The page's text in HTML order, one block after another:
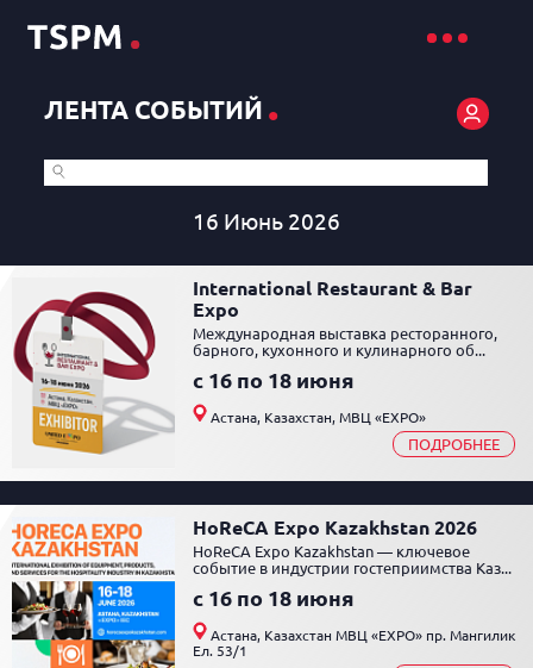
ЛЕНТА СОБЫТИЙ .
16 Июнь 2026
International Restaurant & Bar
Expo
Международная выставка ресторанного,
барного, кухонного и кулинарного об...
c 16 по 18 июня
Астана, Казахстан, МВЦ «EXPO»
ПОДРОБНЕЕ
HoReCA Expo Kazakhstan 2026
HoReCA Expo Kazakhstan — ключевое
событие в индустрии гостеприимства Каз...
c 16 по 18 июня
Астана, Казахстан МВЦ «EXPO» пр. Мангилик
Ел. 53/1